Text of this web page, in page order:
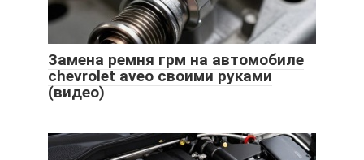
Замена ремня грм на автомобиле
chevrolet aveo своими руками
(видео)